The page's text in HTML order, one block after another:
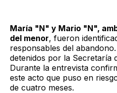
María "N" y Mario "N",
del menor, fueron
responsables del
detenidos por la Secretaría
Durante la entrevista
este acto que puso en
de cuatro meses.